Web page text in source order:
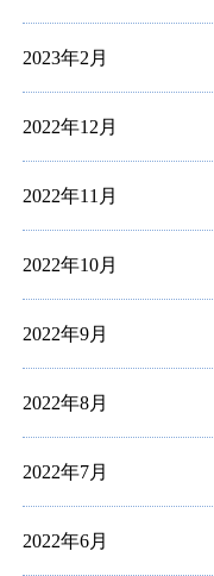
2023年2月
2022年12月
2022年11月
2022年10月
2022年9月
2022年8月
2022年7月
2022年6月